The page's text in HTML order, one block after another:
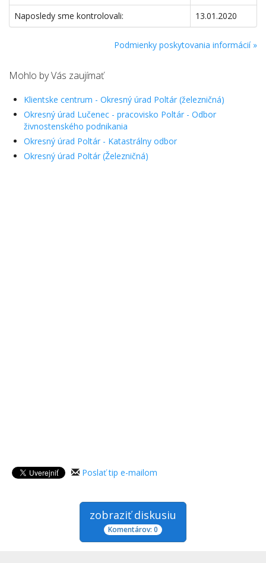
Naposledy sme kontrolovali:
13.01.2020
Podmienky poskytovania informácií »
Mohlo by Vás zaujímať
Klientske centrum - Okresný úrad Poltár (železničná)
Okresný úrad Lučenec - pracovisko Poltár - Odbor
živnostenského podnikania
Okresný úrad Poltár - Katastrálny odbor
Okresný úrad Poltár (Železničná)
Poslať tip e-mailom
zobraziť diskusiu
Komentárov: 0